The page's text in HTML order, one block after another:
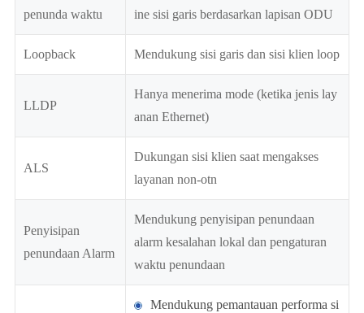
penunda waktu
ine sisi garis berdasarkan lapisan ODU
Loopback Mendukung sisi garis dan sisi klien loop
LLDP
Hanya menerima mode (ketika jenis lay
anan Ethernet)
ALS
Dukungan sisi klien saat mengakses
layanan non-otn
Penyisipan
penundaan Alarm
Mendukung penyisipan penundaan
alarm kesalahan lokal dan pengaturan
waktu penundaan
Mendukung pemantauan performa si